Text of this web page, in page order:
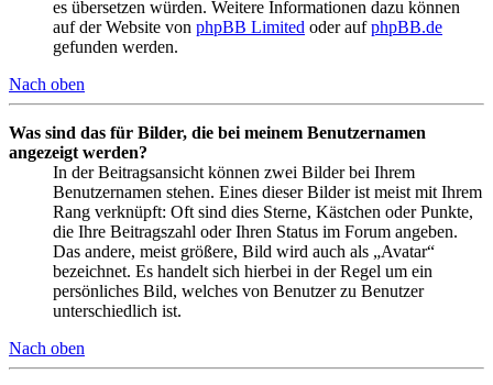
es übersetzen würden. Weitere Informationen dazu können
auf der Website von phpBB Limited oder aufphpBB.de
gefunden werden.
Nach oben
Was sind das für Bilder, die bei meinem Benutzernamen
angezeigt werden?
In der Beitragsansicht können zwei Bilder bei Ihrem
Benutzernamen stehen. Eines dieser Bilder ist meist mit Ihrem
Rang verknüpft: Oft sind dies Sterne, Kästchen oder Punkte,
die Ihre Beitragszahl oder Ihren Status im Forum angeben.
Das andere, meist größere, Bild wird auch als „Avatar“
bezeichnet. Es handelt sich hierbei in der Regel um ein
persönliches Bild, welches von Benutzer zu Benutzer
unterschiedlich ist.
Nach oben